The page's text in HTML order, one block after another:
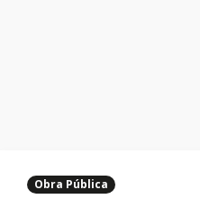
Obra Pública